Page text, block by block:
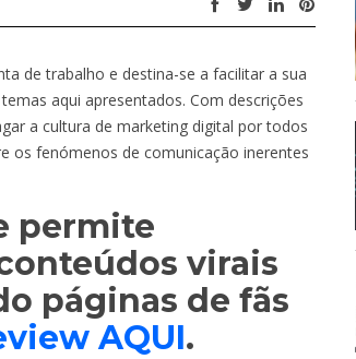
de trabalho e destina-se a facilitar a sua
aqui apresentados. Com descrições
a cultura de marketing digital por todos
os fenómenos de comunicação inerentes
permite
virais
páginas de fãs
AQUI.